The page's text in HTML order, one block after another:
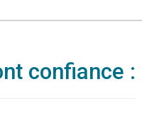
confiance :